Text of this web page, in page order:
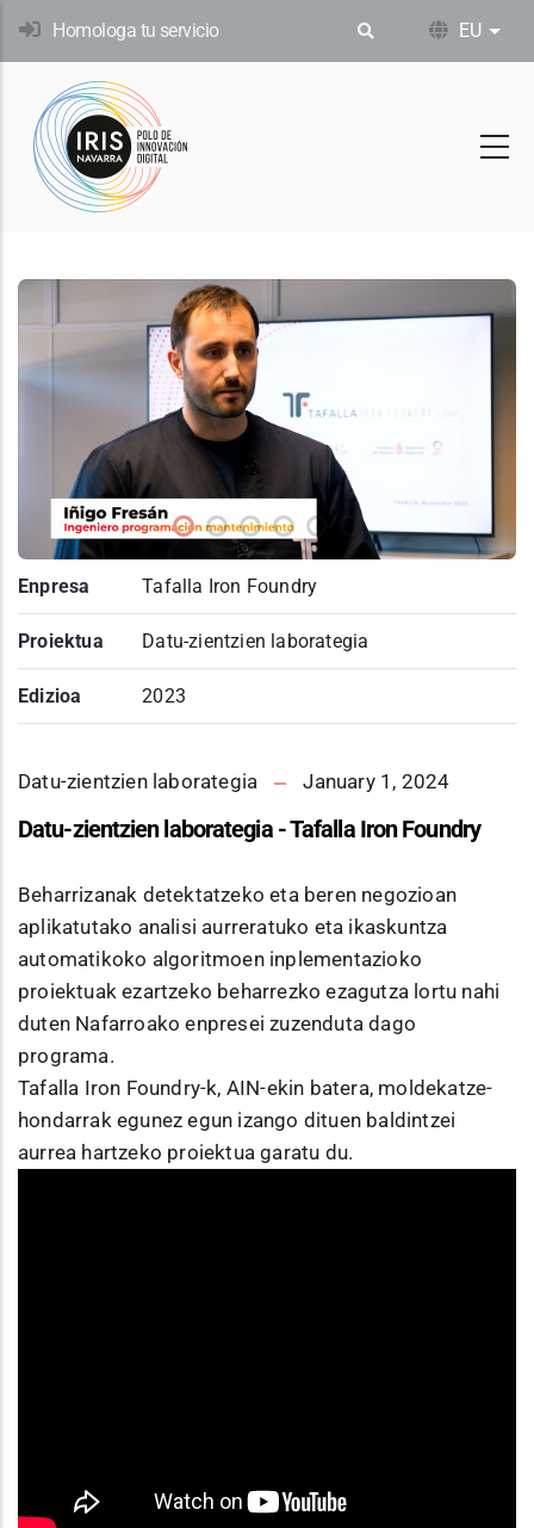
Skip
content
Homologa tu servicio EU
Enpresa Tafalla Iron Foundry
Proiektua Datu-zientzien laborategia
Edizioa 2023
Datu-zientzien laborategia January 1, 2024
Datu-zientzien laborategia - Tafalla Iron Foundry
Beharrizanak detektatzeko eta beren negozioan
aplikatutako analisi aurreratuko eta ikaskuntza
automatikoko algoritmoen inplementazioko
proiektuak ezartzeko beharrezko ezagutza lortu nahi
duten Nafarroako enpresei zuzenduta dago
programa.
Tafalla Iron Foundry-k, AIN-ekin batera, moldekatze-
hondarrak egunez egun izango dituen baldintzei
aurrea hartzeko proiektua garatu du.